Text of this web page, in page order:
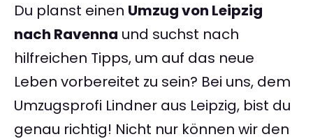
Du planst einen Umzug von Leipzig
nach Ravenna und suchst nach
hilfreichen Tipps, um auf das neue
Leben vorbereitet zu sein? Bei uns, dem
Umzugsprofi Lindner aus Leipzig, bist du
genau richtig! Nicht nur können wir den